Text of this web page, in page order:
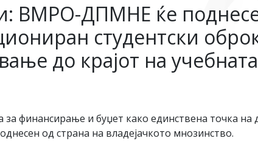
ВМРО-ДПМНЕ ќе
студентски
до крајот на
за финансирање и буџет како единствена точка
од страна на владејачкото мнозинство.